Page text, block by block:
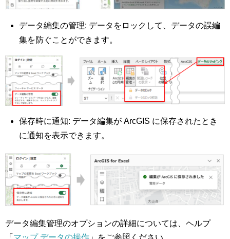
データ編集の管理: データをロックして、データの誤編
集を防ぐことができます。
保存時に通知: データ編集が ArcGIS に保存されたとき
に通知を表示できます。
データ編集管理のオプションの詳細については、ヘルプ
「 マップ データの操作 」をご参照ください。